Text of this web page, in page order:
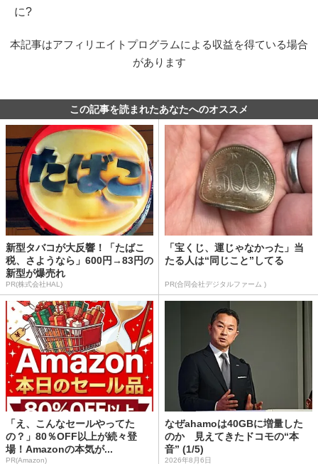
に?
本記事はアフィリエイトプログラムによる収益を得ている場合
があります
この記事を読まれたあなたへのオススメ
新型タバコが大反響！「たばこ
税、さようなら」600円→83円の
新型が爆売れ
PR(株式会社HAL)
「宝くじ、運じゃなかった」当
たる人は“同じこと”してる
PR(合同会社デジタルファーム )
「え、こんなセールやってた
の？」80％OFF以上が続々登
場！Amazonの本気が...
PR(Amazon)
なぜahamoは40GBに増量した
のか 見えてきたドコモの“本
音” (1/5)
2026年8月6日